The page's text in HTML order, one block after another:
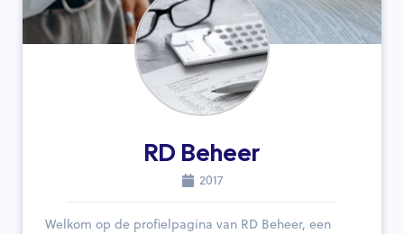
RD Beheer
2017
Welkom op de profielpagina van RD Beheer, een